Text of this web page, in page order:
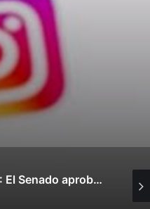
LEY DE TIERRAS: más de 4 HORAS de REPRESIÓN SALVAJE en el CONGRESO